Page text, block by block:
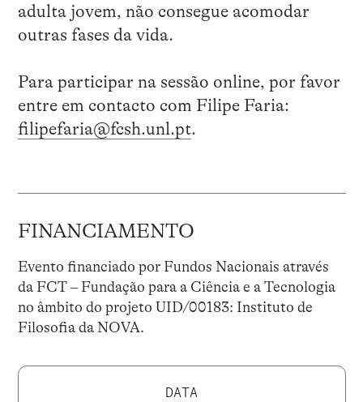
adulta jovem, não consegue acomodar
outras fases da vida.
Para participar na sessão online, por favor
entre em contacto com Filipe Faria:
filipefaria@fcsh.unl.pt.
FINANCIAMENTO
Evento financiado por Fundos Nacionais através
da FCT – Fundação para a Ciência e a Tecnologia
no âmbito do projeto UID/00183: Instituto de
Filosofia da NOVA.
DATA